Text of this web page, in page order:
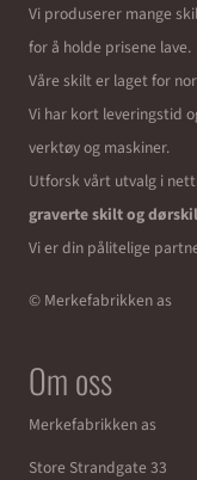
Vi produserer mange
for å holde prisene lave.
Våre skilt er laget for
Vi har kort leveringstid
verktøy og maskiner.
Utforsk vårt utvalg i
graverte skilt og
Vi er din pålitelige
© Merkefabrikken as
Om oss
Merkefabrikken as
Store Strandgate 33